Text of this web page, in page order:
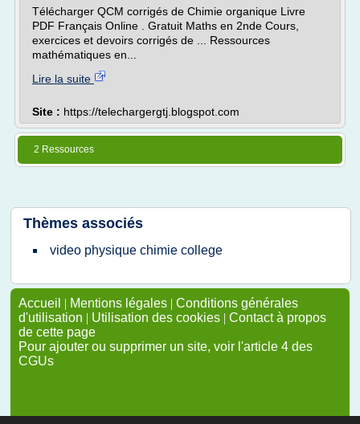
Télécharger QCM corrigés de Chimie organique Livre
PDF Français Online . Gratuit Maths en 2nde Cours,
exercices et devoirs corrigés de ... Ressources
mathématiques en...
Lire la suite
Site : https://telechargergtj.blogspot.com
2 Ressources
Thèmes associés
video physique chimie college
Accueil | Mentions légales | Conditions générales
d'utilisation | Utilisation des cookies | Contact à propos
de cette page
Pour ajouter ou supprimer un site, voir l'article 4 des
CGUs